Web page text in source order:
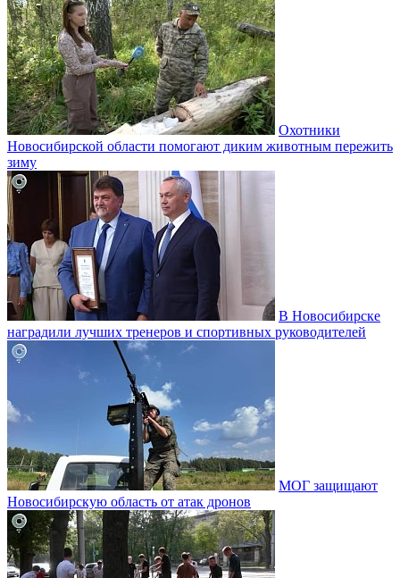
Охотники
Новосибирской области помогают диким животным пережить
зиму
В Новосибирске
наградили лучших тренеров и спортивных руководителей
МОГ защищают
Новосибирскую область от атак дронов